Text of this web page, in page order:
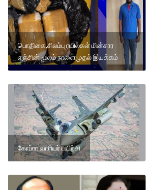
பொதிகை,சிலம்பு ரயில்கள் மின்சார
எஞ்சின் மூலம் நாளைமுதல் இயக்கம்
கோப்ரா வாரியர் பயிற்சி